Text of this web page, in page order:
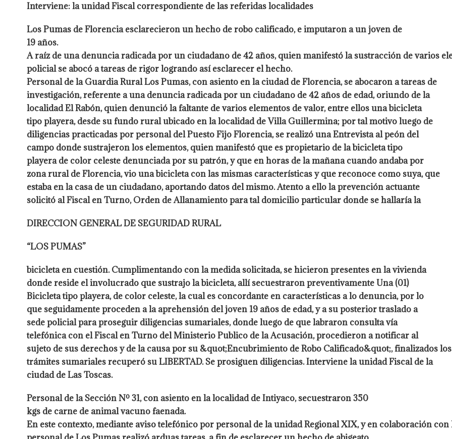
Interviene: la unidad Fiscal correspondiente de las referidas localidades
Los Pumas de Florencia esclarecieron un hecho de robo calificado, e imputaron a un joven de
19 años.
A raíz de una denuncia radicada por un ciudadano de 42 años, quien manifestó la sustracción de varios
policial se abocó a tareas de rigor logrando así esclarecer el hecho.
Personal de la Guardia Rural Los Pumas, con asiento en la ciudad de Florencia, se abocaron a tareas de
investigación, referente a una denuncia radicada por un ciudadano de 42 años de edad, oriundo de la
localidad El Rabón, quien denunció la faltante de varios elementos de valor, entre ellos una bicicleta
tipo playera, desde su fundo rural ubicado en la localidad de Villa Guillermina; por tal motivo luego de
diligencias practicadas por personal del Puesto Fijo Florencia, se realizó una Entrevista al peón del
campo donde sustrajeron los elementos, quien manifestó que es propietario de la bicicleta tipo
playera de color celeste denunciada por su patrón, y que en horas de la mañana cuando andaba por
zona rural de Florencia, vio una bicicleta con las mismas características y que reconoce como suya, que
estaba en la casa de un ciudadano, aportando datos del mismo. Atento a ello la prevención actuante
solicitó al Fiscal en Turno, Orden de Allanamiento para tal domicilio particular donde se hallaría la
DIRECCION GENERAL DE SEGURIDAD RURAL
“LOS PUMAS”
bicicleta en cuestión. Cumplimentando con la medida solicitada, se hicieron presentes en la vivienda
donde reside el involucrado que sustrajo la bicicleta, allí secuestraron preventivamente Una (01)
Bicicleta tipo playera, de color celeste, la cual es concordante en características a lo denuncia, por lo
que seguidamente proceden a la aprehensión del joven 19 años de edad, y a su posterior traslado a
sede policial para proseguir diligencias sumariales, donde luego de que labraron consulta vía
telefónica con el Fiscal en Turno del Ministerio Publico de la Acusación, procedieron a notificar al
sujeto de sus derechos y de la causa por su &quot;Encubrimiento de Robo Calificado&quot;, finalizados los
trámites sumariales recuperó su LIBERTAD. Se prosiguen diligencias. Interviene la unidad Fiscal de la
ciudad de Las Toscas.
Personal de la Sección Nº 31, con asiento en la localidad de Intiyaco, secuestraron 350
kgs de carne de animal vacuno faenada.
En este contexto, mediante aviso telefónico por personal de la unidad Regional XIX, y en colaboración con